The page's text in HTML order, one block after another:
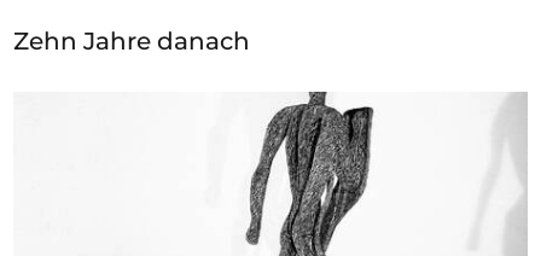
Zehn Jahre danach